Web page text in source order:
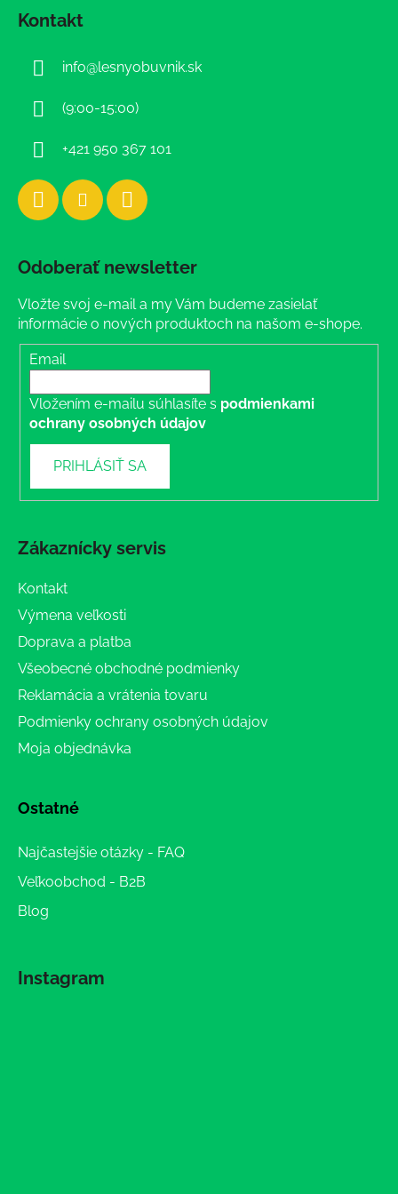
Kontakt
info@lesnyobuvnik.sk
(9:00-15:00)
+421 950 367 101
Odoberať newsletter
Vložte svoj e-mail a my Vám budeme zasielať
informácie o nových produktoch na našom e-shope.
Email
Vložením e-mailu súhlasíte s podmienkami
ochrany osobných údajov
PRIHLÁSIŤ SA
Zákaznícky servis
Kontakt
Výmena veľkosti
Doprava a platba
Všeobecné obchodné podmienky
Reklamácia a vrátenia tovaru
Podmienky ochrany osobných údajov
Moja objednávka
Ostatné
Najčastejšie otázky - FAQ
Veľkoobchod - B2B
Blog
Instagram